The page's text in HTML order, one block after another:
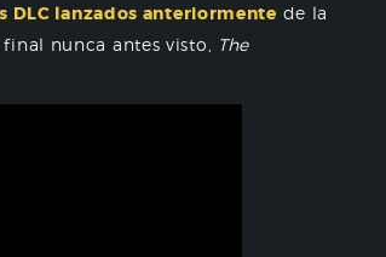
DLC lanzados anteriormente de la
nunca antes visto,
The